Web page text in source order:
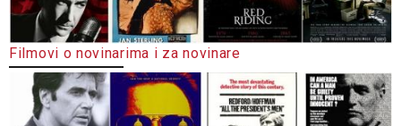
Filmovi o novinarima i za novinare